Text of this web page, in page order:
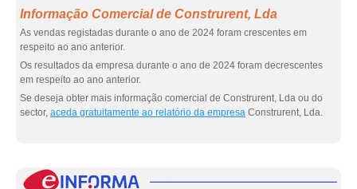
Informação Comercial de Construrent, Lda
As vendas registadas durante o ano de 2024 foram crescentes em
respeito ao ano anterior.
Os resultados da empresa durante o ano de 2024 foram decrescentes
em respeito ao ano anterior.
Se deseja obter mais informação comercial de Construrent, Lda ou do
sector, aceda gratuitamente ao relatório da empresa Construrent, Lda.